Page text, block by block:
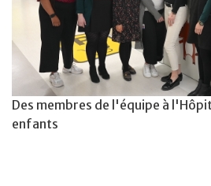
Des membres de l'équipe à
enfants